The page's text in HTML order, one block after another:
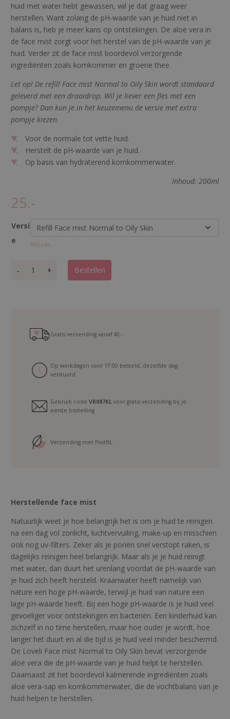
huid met water hebt gewassen, wil je dat graag weer
herstellen. Want zolang de pH-waarde van je huid niet in
balans is, heb je meer kans op ontstekingen. De aloë vera in
de face mist zorgt voor het herstel van de pH-waarde van je
huid. Verder zit de face mist boordevol verzorgende
ingrediënten zoals komkommer en groene thee.
Let op! De refill Face mist Normal to Oily Skin wordt standaard
geleverd met een draaidrop. Wil je liever een fles met een
pompje? Dan kun je in het keuzemenu de versie met extra
pompje kiezen.
Voor de normale tot vette huid.
Herstelt de pH-waarde van je huid.
Op basis van hydraterend komkommerwater.
Inhoud: 200ml
25.-
Versi
e
Wissen
-
t
O
i
l
y
S
k
i
n
a
a
n
t
a
+ Bestellen
Gratis verzending vanaf40.-
Op werkdagen voor 17:00 besteld, dezelfde dag
verstuurd
Gebruik code VR087KL voor gratis verzending bij je
eerste bestelling
Verzending met PostNL
Herstellende face mist
Natuurlijk weet je hoe belangrijk het is om je huid te reinigen
na een dag vol zonlicht, luchtvervuiling, make-up en misschien
ook nog uv-filters. Zeker als je poriën snel verstopt raken, is
dagelijks reinigen heel belangrijk. Maar als je je huid reinigt
met water, dan duurt het urenlang voordat de pH-waarde van
je huid zich heeft hersteld. Kraanwater heeft namelijk van
nature een hoge pH-waarde, terwijl je huid van nature een
lage pH-waarde heeft. Bij een hoge pH-waarde is je huid veel
gevoeliger voor ontstekingen en bacteriën. Een kinderhuid kan
zichzelf in no time herstellen, maar hoe ouder je wordt, hoe
langer het duurt en al die tijd is je huid veel minder beschermd.
De Loveli Face mist Normal to Oily Skin bevat verzorgende
aloë vera die de pH-waarde van je huid helpt te herstellen.
Daarnaast zit het boordevol kalmerende ingrediënten zoals
aloë vera-sap en komkommerwater, die de vochtbalans van je
huid helpen te herstellen.